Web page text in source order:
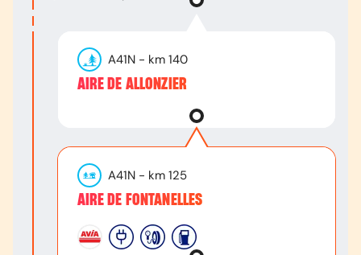
A41N - km 140
AIRE DE ALLONZIER
A41N - km 125
AIRE DE FONTANELLES